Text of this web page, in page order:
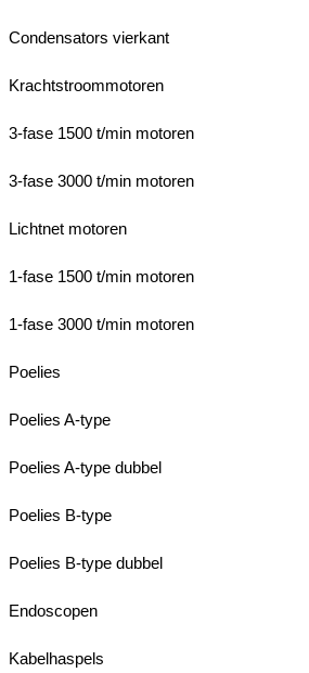
Condensators vierkant
Krachtstroommotoren
3-fase 1500 t/min motoren
3-fase 3000 t/min motoren
Lichtnet motoren
1-fase 1500 t/min motoren
1-fase 3000 t/min motoren
Poelies
Poelies A-type
Poelies A-type dubbel
Poelies B-type
Poelies B-type dubbel
Endoscopen
Kabelhaspels